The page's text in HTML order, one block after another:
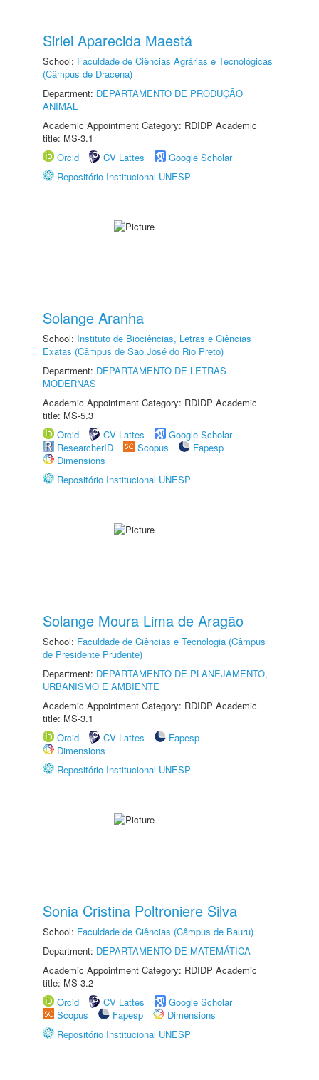
Sirlei Aparecida Maestá
School: Faculdade de Ciências Agrárias e Tecnológicas
(Câmpus de Dracena)
Department: DEPARTAMENTO DE PRODUÇÃO
ANIMAL
Academic Appointment Category: RDIDP Academic
title: MS-3.1
Orcid
CV Lattes
Google Scholar
Repositório Institucional UNESP
Solange Aranha
School: Instituto de Biociências, Letras e Ciências
Exatas (Câmpus de São José do Rio Preto)
Department: DEPARTAMENTO DE LETRAS
MODERNAS
Academic Appointment Category: RDIDP Academic
title: MS-5.3
Orcid
CV Lattes
Google Scholar
ResearcherID
Scopus
Fapesp
Dimensions
Repositório Institucional UNESP
Solange Moura Lima de Aragão
School: Faculdade de Ciências e Tecnologia (Câmpus
de Presidente Prudente)
Department: DEPARTAMENTO DE PLANEJAMENTO,
URBANISMO E AMBIENTE
Academic Appointment Category: RDIDP Academic
title: MS-3.1
Orcid
CV Lattes
Fapesp
Dimensions
Repositório Institucional UNESP
Sonia Cristina Poltroniere Silva
School: Faculdade de Ciências (Câmpus de Bauru)
Department: DEPARTAMENTO DE MATEMÁTICA
Academic Appointment Category: RDIDP Academic
title: MS-3.2
Orcid
CV Lattes
Google Scholar
Scopus
Fapesp
Dimensions
Repositório Institucional UNESP